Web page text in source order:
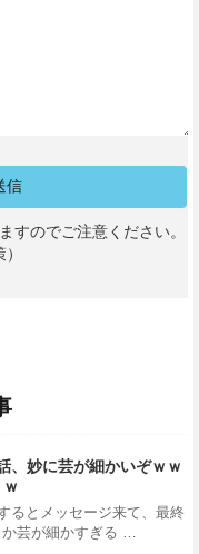
すのでご注意ください。
、妙に芸が細かいぞｗｗ
ｗ
るとメッセージ来て、最終
か芸が細かすぎる …